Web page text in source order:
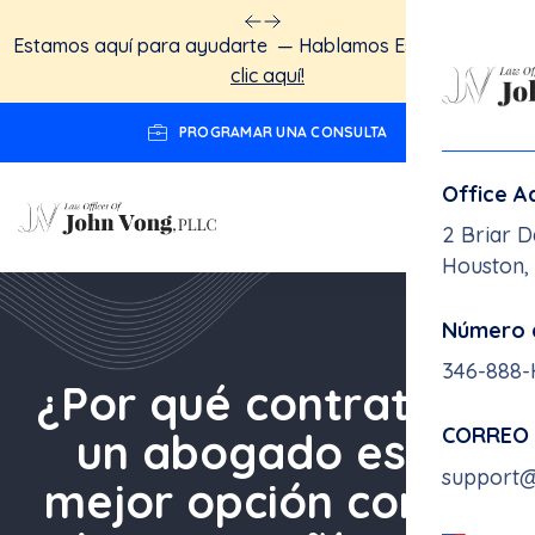
We understand you. We speak English.
PROGRAMAR UNA CONSULTA
Office
2 Briar
Houston,
346-888-
CORREO
¿Por qué contratar a
un abogado es la
mejor opción contra
las compañías de